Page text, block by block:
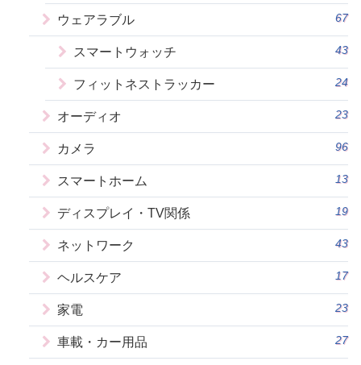
ウェアラブル 67
スマートウォッチ 43
フィットネストラッカー 24
オーディオ 23
カメラ 96
スマートホーム 13
ディスプレイ・TV関係 19
ネットワーク 43
ヘルスケア 17
家電 23
車載・カー用品 27